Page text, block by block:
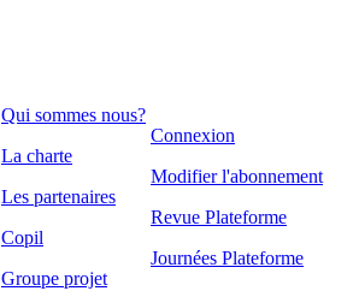
Qui sommes nous?
La charte
Les partenaires
Copil
Groupe projet
Connexion
Modifier l'abonnement
Revue Plateforme
Journées Plateforme